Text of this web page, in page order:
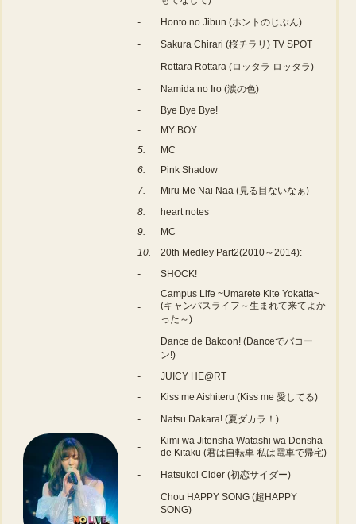
-
Honto no Jibun (ホントのじぶん)
-
Sakura Chirari (桜チラリ) TV SPOT
-
Rottara Rottara (ロッタラ ロッタラ)
-
Namida no Iro (涙の色)
-
Bye Bye Bye!
-
MY BOY
5.
MC
6.
Pink Shadow
7.
Miru Me Nai Naa (見る目ないなぁ)
8.
heart notes
9.
MC
10.
20th Medley Part2(2010～2014):
-
SHOCK!
-
Campus Life ~Umarete Kite Yokatta~
(キャンパスライフ～生まれて来てよか
った～)
-
Dance de Bakoon! (Danceでバコー
ン!)
-
JUICY HE@RT
-
Kiss me Aishiteru (Kiss me 愛してる)
-
Natsu Dakara! (夏ダカラ！)
-
Kimi wa Jitensha Watashi wa Densha
de Kitaku (君は自転車 私は電車で帰宅)
-
Hatsukoi Cider (初恋サイダー)
-
Chou HAPPY SONG (超HAPPY
SONG)